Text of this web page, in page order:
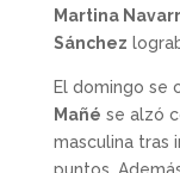
Martina
Sánchez
El domingo se
Mañé se alzó
masculina tras